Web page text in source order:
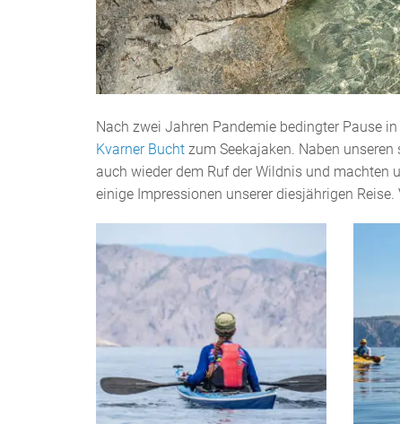
Nach zwei Jahren Pandemie bedingter Pause
Kvarner Bucht zum Seekajaken. Naben unseren
auch wieder dem Ruf der Wildnis und machten
einige Impressionen unserer diesjährigen Reise.